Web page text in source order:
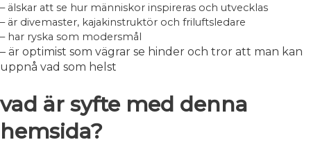
– älskar att se hur människor inspireras och utvecklas
– är divemaster, kajakinstruktör och friluftsledare
– har ryska som modersmål
– är optimist som vägrar se hinder och tror att man kan
uppnå vad som helst
vad är syfte med denna
hemsida?